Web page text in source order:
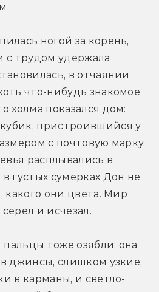
ногой за корень,
с трудом удержала
в отчаянии
что-нибудь знакомое.
холма показался дом:
пристроившийся у
с почтовую марку.
расплывались в
густых сумерках Дон не
какого они цвета. Мир
и исчезал.
пальцы тоже озябли: она
джинсы, слишком узкие,
в карманы, и светло-